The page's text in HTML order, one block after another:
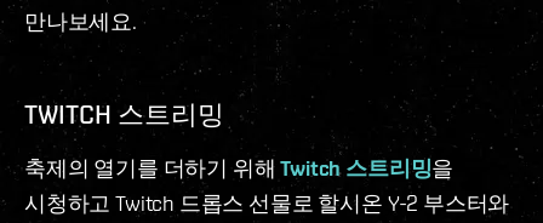
만나보세요.
TWITCH 스트리밍
축제의 열기를 더하기 위해Twitch 스트리밍을
시청하고 Twitch 드롭스 선물로 할시온 Y-2 부스터와